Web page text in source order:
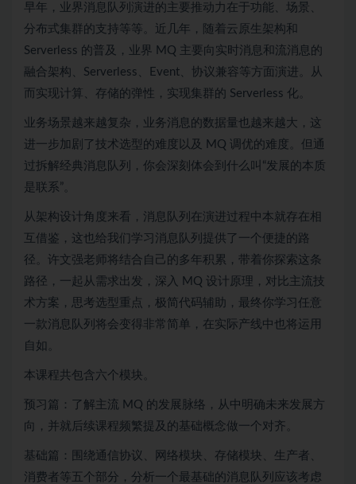
早年，业界消息队列演进的主要推动力在于功能、场景、
分布式集群的支持等等。近几年，随着 云原生 架构和
Serverless 的普及，业界 MQ 主要向实时消息和流消息的
融合架构、Serverless、Event、协议兼容等方面演进。从
而实现计算、存储的弹性，实现集群的 Serverless 化。
业务场景越来越复杂，业务消息的数据量也越来越大，这
进一步加剧了技术选型的难度以及 MQ 调优的难度。但通
过拆解经典消息队列，你会深刻体会到什么叫“发展的本质
是联系”。
从架构设计角度来看，消息队列在演进过程中本就存在相
互借鉴，这也给我们学习消息队列提供了一个便捷的路
径。许文强老师将结合自己的多年积累，带着你探索这条
路径，一起从需求出发，深入 MQ 设计原理，对比主流技
术方案，思考选型重点，极简代码辅助，最终你学习任意
一款消息队列将会变得非常简单，在实际产线中也将运用
自如。
本课程共包含六个模块。
预习篇：了解主流 MQ 的发展脉络，从中明确未来发展方
向，并就后续课程频繁提及的基础概念做一个对齐。
基础篇：围绕通信协议、网络模块、存储模块、生产者、
消费者等五个部分，分析一个最基础的消息队列应该考虑